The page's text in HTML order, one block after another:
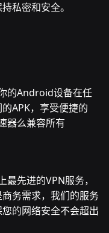
私密和安全。
的Android设备在任
APK，享受便捷的
器么兼容所有
先进的VPN服务，
务需求，我们的服务
的网络安全不会超出